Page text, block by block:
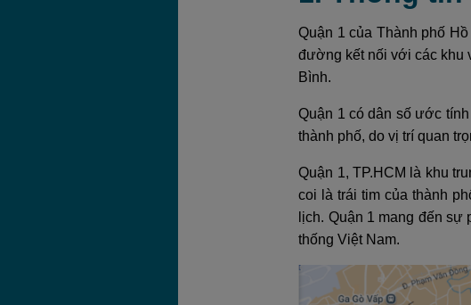
Quận 1 của Thành phố
đường kết nối với các khu
Bình.
Quận 1 có dân số ước
thành phố, do vị trí quan
Quận 1, TP.HCM là khu
coi là trái tim của thành
lịch. Quận 1 mang đến
thống Việt Nam.